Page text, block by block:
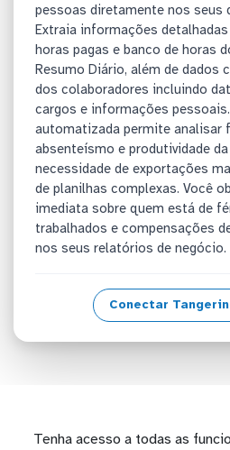
pessoas diretamente nos seus
Extraia informações
horas pagas e banco de horas
Resumo Diário, além de dados
dos colaboradores incluindo
cargos e informações
automatizada permite analisar
absenteísmo e produtividade
necessidade de exportações
de planilhas complexas. Você
imediata sobre quem está de
trabalhados e compensações
nos seus relatórios de negócio.
Conectar
Tenha acesso a todas as